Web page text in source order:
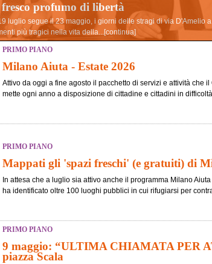
profumo di libertà
luglio segue il 23 maggio, i giorni delle stragi di via D'Amelio
più tragici nella vita della...[continua]
PRIMO PIANO
Milano Aiuta - Estate 2026
Attivo da oggi a fine agosto il pacchetto di servizi e attività che
mette ogni anno a disposizione di cittadine e cittadini in
PRIMO PIANO
Mappati gli 'spazi freschi' (e gratuiti) di
In attesa che a luglio sia attivo anche il programma Milano
ha identificato oltre 100 luoghi pubblici in cui rifugiarsi per
PRIMO PIANO
9 maggio: “ULTIMA CHIAMATA PER
piazza Scala